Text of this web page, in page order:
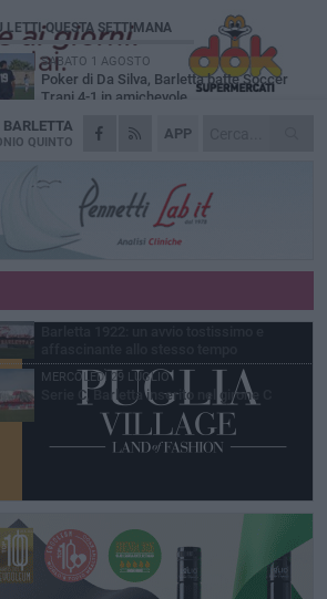
APP
BARLETTA
QUINTO
LETTI QUESTA SETTIMANA
SABATO 1 AGOSTO
Poker di Da Silva, Barletta batte Soccer
Trani 4-1 in amichevole
VENERDÌ 31 LUGLIO
Serie C Sky Wifi: fissate date e orari delle
VENERDÌ 31 LUGLIO
Il calcio italiano piange l'immenso Franco
Baresi
GIOVEDÌ 6 AGOSTO
Addio a mister Marchioro. L'uomo del
VENERDÌ 31 LUGLIO
MERCOLEDÌ 29 LUGLIO
Serie C, Barletta inserito nel girone C